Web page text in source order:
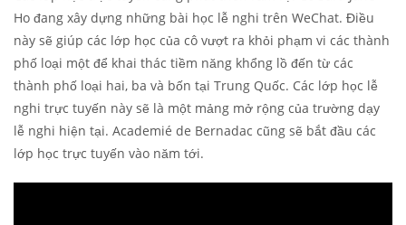
Ho đang xây dựng những bài học lễ nghi trên WeChat. Điều
này sẽ giúp các lớp học của cô vượt ra khỏi phạm vi các thành
phố loại một để khai thác tiềm năng khổng lồ đến từ các
thành phố loại hai, ba và bốn tại Trung Quốc. Các lớp học lễ
nghi trực tuyến này sẽ là một mảng mở rộng của trường dạy
lễ nghi hiện tại. Academié de Bernadac cũng sẽ bắt đầu các
lớp học trực tuyến vào năm tới.